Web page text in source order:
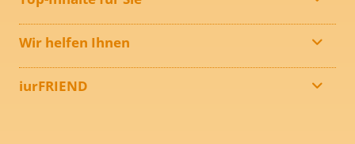
Wir helfen Ihnen
iurFRIEND